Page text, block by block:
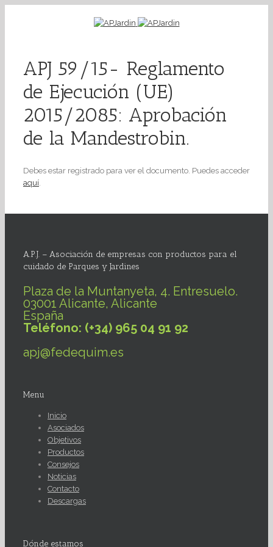
APJ 59/15- Reglamento
de Ejecución (UE)
2015/2085: Aprobación
de la Mandestrobin.
Debes estar registrado para ver el documento. Puedes acceder
aquí.
A.P.J. – Asociación de empresas con productos para el
cuidado de Parques y Jardines
Plaza de la Muntanyeta, 4. Entresuelo.
03001 Alicante, Alicante
España
Teléfono: (+34) 965 04 91 92
apj@fedequim.es
Menu
Inicio
Asociados
Objetivos
Productos
Consejos
Noticias
Contacto
Descargas
Dónde estamos